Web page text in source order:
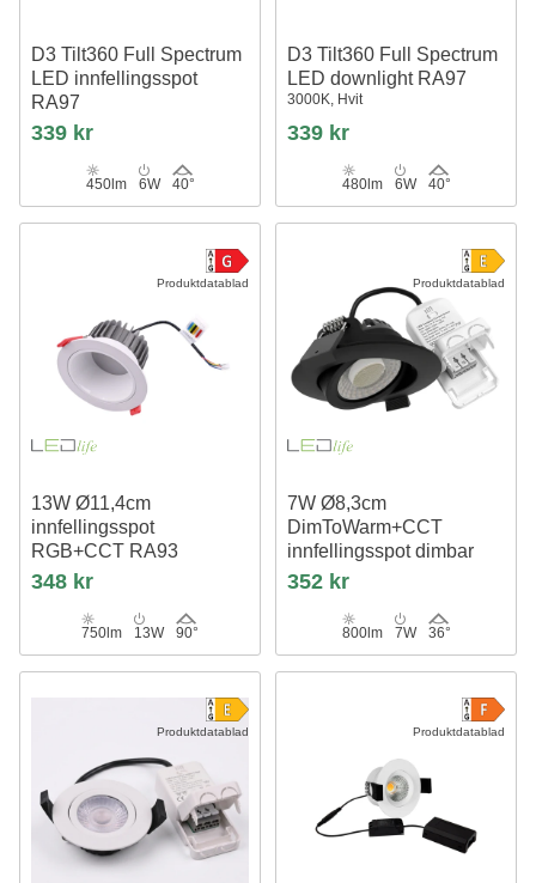
D3 Tilt360 Full Spectrum
LED innfellingsspot
RA97
2700K, Hvit
339 kr
450lm 6W 40°
D3 Tilt360 Full Spectrum
LED downlight RA97
3000K, Hvit
339 kr
480lm 6W 40°
Produktdatablad
13W Ø11,4cm
innfellingsspot
RGB+CCT RA93
24V DC, Hull: Ø9,5 cm, Mål:
Ø11,4 cm, Hvit kant
348 kr
750lm 13W 90°
Produktdatablad
7W Ø8,3cm
DimToWarm+CCT
innfellingsspot dimbar
RA96
352 kr
800lm 7W 36°
Produktdatablad Produktdatablad